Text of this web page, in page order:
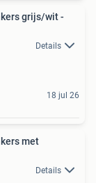
grijs/wit -
Details
18 jul 26
met
Details